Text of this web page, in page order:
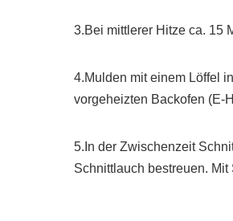
3.Bei mittlerer Hitze ca. 15
4.Mulden mit einem Löffel
vorgeheizten Backofen (E-
5.In der Zwischenzeit
Schnittlauch bestreuen.